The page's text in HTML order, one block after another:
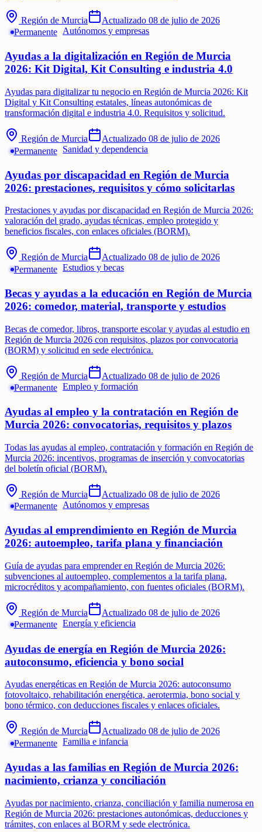
Región de Murcia Actualizado 08 de julio de 2026
Permanente
Autónomos y empresas
Ayudas a la digitalización en Región de Murcia
2026: Kit Digital, Kit Consulting e industria 4.0
Ayudas para digitalizar tu negocio en Región de Murcia 2026: Kit
Digital y Kit Consulting estatales, líneas autonómicas de
transformación digital e industria 4.0. Requisitos y solicitud.
Región de Murcia Actualizado 08 de julio de 2026
Permanente
Sanidad y dependencia
Ayudas por discapacidad en Región de Murcia
2026: prestaciones, requisitos y cómo solicitarlas
Prestaciones y ayudas por discapacidad en Región de Murcia 2026:
valoración del grado, ayudas técnicas, empleo protegido y
beneficios fiscales, con enlaces oficiales (BORM).
Región de Murcia Actualizado 08 de julio de 2026
Permanente Estudios y becas
Becas y ayudas a la educación en Región de Murcia
2026: comedor, material, transporte y estudios
Becas de comedor, libros, transporte escolar y ayudas al estudio en
Región de Murcia 2026 con requisitos, plazos por convocatoria
(BORM) y solicitud en sede electrónica.
Región de Murcia Actualizado 08 de julio de 2026
Permanente Empleo y formación
Ayudas al empleo y la contratación en Región de
Murcia 2026: convocatorias, requisitos y plazos
Todas las ayudas al empleo, contratación y formación en Región de
Murcia 2026: incentivos, programas de inserción y convocatorias
del boletín oficial (BORM).
Región de Murcia Actualizado 08 de julio de 2026
Permanente
Autónomos y empresas
Ayudas al emprendimiento en Región de Murcia
2026: autoempleo, tarifa plana y financiación
Guía de ayudas para emprender en Región de Murcia 2026:
subvenciones al autoempleo, complementos a la tarifa plana,
microcréditos y acompañamiento, con fuentes oficiales (BORM).
Región de Murcia Actualizado 08 de julio de 2026
Permanente Energía y eficiencia
Ayudas de energía en Región de Murcia 2026:
autoconsumo, eficiencia y bono social
Ayudas energéticas en Región de Murcia 2026: autoconsumo
fotovoltaico, rehabilitación energética, aerotermia, bono social y
bono térmico, con deducciones fiscales y enlaces oficiales.
Región de Murcia Actualizado 08 de julio de 2026
Permanente Familia e infancia
Ayudas a las familias en Región de Murcia 2026:
nacimiento, crianza y conciliación
Ayudas por nacimiento, crianza, conciliación y familia numerosa en
Región de Murcia 2026: prestaciones autonómicas, deducciones y
trámites, con enlaces al BORM y sede electrónica.